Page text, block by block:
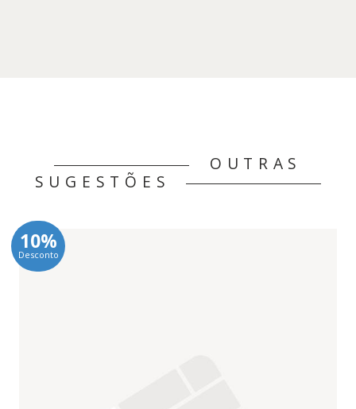
OUTRAS
SUGESTÕES
10%
Desconto